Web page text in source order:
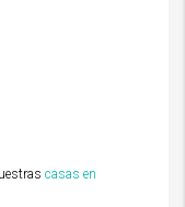
casas en